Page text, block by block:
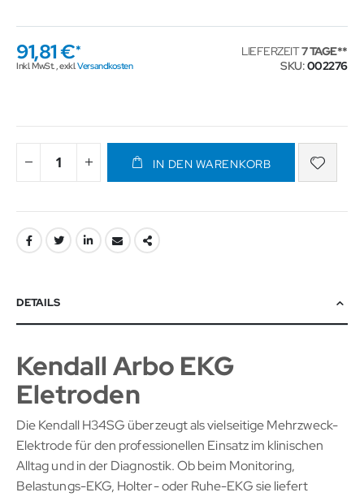
91,81 €
Inkl. MwSt.,exkl.Versandkosten
LIEFERZEIT7 TAGE
SKU 002276
IN DEN WARENKORB
DETAILS
Kendall Arbo EKG
Eletroden
Die Kendall H34SG überzeugt als vielseitige Mehrzweck-
Elektrode für den professionellen Einsatz im klinischen
Alltag und in der Diagnostik. Ob beim Monitoring,
Belastungs-EKG, Holter- oder Ruhe-EKG sie liefert